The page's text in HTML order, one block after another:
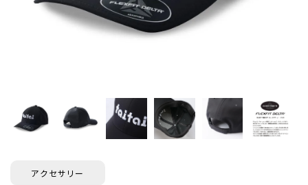
アクセサリー